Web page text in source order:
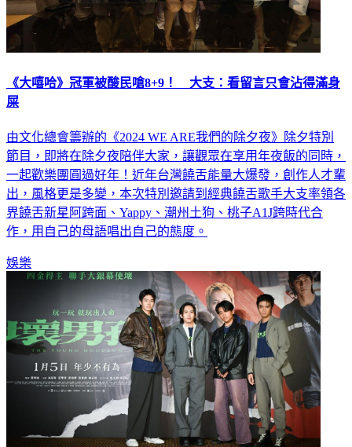
《大嘻哈》冠軍被酸民嗆8+9！ 大支：看留言只會沾得滿身
屎
由文化總會籌辦的《2024 WE ARE我們的除夕夜》除夕特別
節目，即將在除夕夜陪伴大家，讓觀眾在享用年夜飯的同時，
一起歡樂團圓過好年！近年台灣饒舌能量大爆發，創作人才輩
出，風格更是多變，本次特別邀請到經典饒舌歌手大支率領各
界饒舌新星阿跨面、Yappy、潮州土狗、桃子A1J跨時代合
作，用自己的母語唱出自己的態度。
娛樂